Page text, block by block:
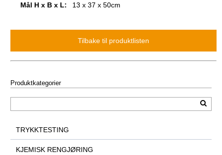
Mål H x B x L:
13 x 37 x 50cm
Produktkategorier
TRYKKTESTING
KJEMISK RENGJØRING